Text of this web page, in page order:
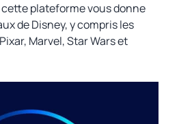
cette plateforme vous donne
de Disney, y compris les
Marvel, Star Wars et